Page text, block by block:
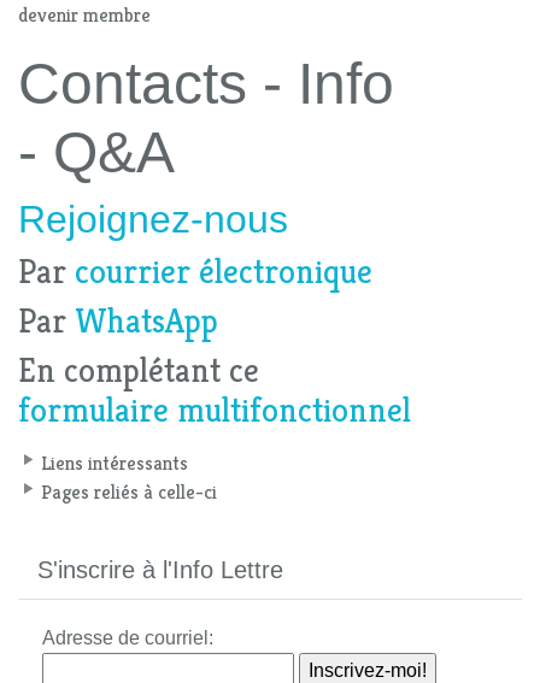
devenir membre
Contacts - Info
- Q&A
Rejoignez-nous
Par courrier électronique
Par WhatsApp
En complétant ce
formulaire multifonctionnel
Liens intéressants
Pages reliés à celle-ci
S'inscrire à l'Info Lettre
Adresse de courriel: